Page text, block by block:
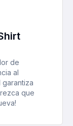
de
al
garantiza
que